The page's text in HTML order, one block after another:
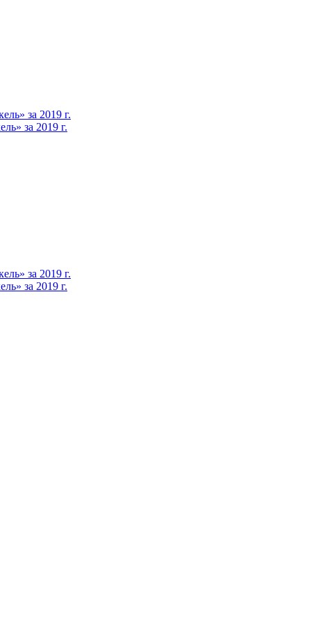
за 2019 г.
за 2019 г.
за 2019 г.
за 2019 г.